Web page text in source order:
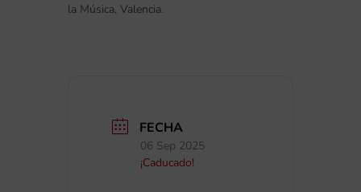
la Música, Valencia.
FECHA
06 Sep 2025
¡Caducado!